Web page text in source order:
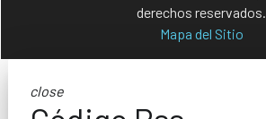
derechos reservados.
Mapa del Sitio
close